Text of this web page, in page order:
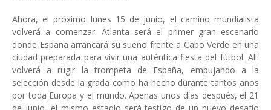
Ahora, el próximo lunes 15 de junio, el camino mundialista
volverá a comenzar. Atlanta será el primer gran escenario
donde España arrancará su sueño frente a Cabo Verde en una
ciudad preparada para vivir una auténtica fiesta del fútbol. Allí
volverá a rugir la trompeta de España, empujando a la
selección desde la grada como ha hecho durante tantos años
por toda Europa y el mundo. Apenas unos días después, el 21
de junio, el mismo estadio será testigo de un nuevo desafío